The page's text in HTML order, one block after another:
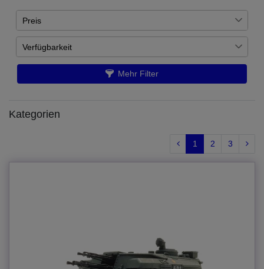
Preis
€ ― €
Übernehmen
Verfügbarkeit
Auf Lager 66
Artikel ist nachbestellt 61
Mehr Filter
Kategorien
1 2 3